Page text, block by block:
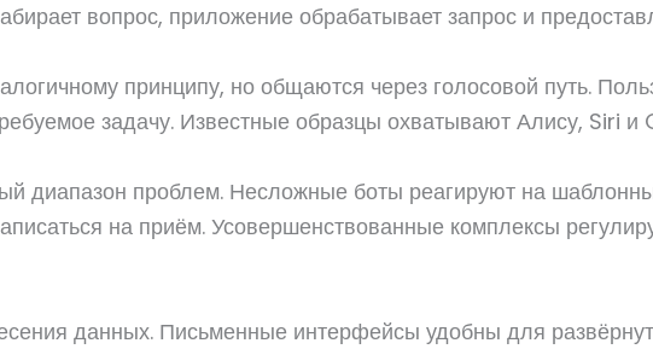
вопрос, приложение обрабатывает запрос и
принципу, но общаются через голосовой путь.
задачу. Известные образцы охватывают Алису, Siri
диапазон проблем. Несложные боты реагируют на
на приём. Усовершенствованные комплексы
данных. Письменные интерфейсы удобны для